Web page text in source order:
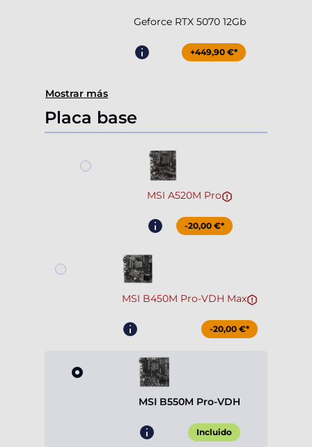
Geforce RTX 5070 12Gb
+449,90 €*
Mostrar más
Placa base
MSI A520M Pro
-20,00 €*
MSI B450M Pro-VDH Max
-20,00 €*
MSI B550M Pro-VDH
Incluido